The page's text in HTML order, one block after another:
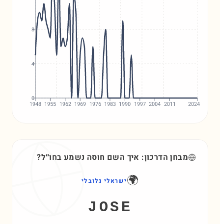
1948 1955 1962 1969 1976 1983 1990 1997 2004 2011 2024
0
4
8
מבחן הדרכון: איך השם חוסה נשמע בחו״ל?
🌍ישראלי גלובלי
JOSE